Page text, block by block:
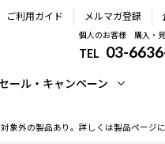
ご利用ガイド メルマガ登録
個人のお客様 購入・
TEL 03-
ール・キャンペーン
象外の製品あり。詳しくは製品ページ